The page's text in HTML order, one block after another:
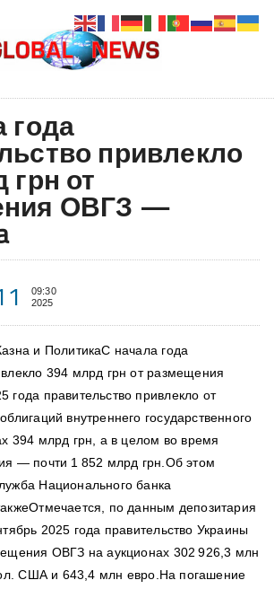
года
привлекло
грн от
ОВГЗ —
09:30
2025
и ПолитикаС начала года
394 млрд грн от размещения
года правительство привлекло от
внутреннего государственного
394 млрд грн, а в целом во время
— почти 1 852 млрд грн.Об этом
Национального банка
по данным депозитария
2025 года правительство Украины
ОВГЗ на аукционах 302 926,3 млн
США и 643,4 млн евро.На погашение